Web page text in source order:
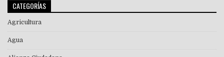
CATEGORÍAS
Agricultura
Agua